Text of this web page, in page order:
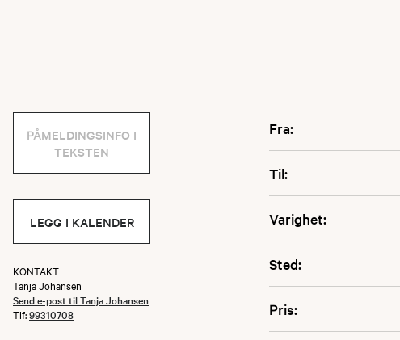
Fra:
Til:
Varighet:
Sted:
Pris:
PÅMELDINGSINFO I
TEKSTEN
LEGG I KALENDER
KONTAKT
Tanja Johansen
Send e-post til Tanja Johansen
Tlf:99310708